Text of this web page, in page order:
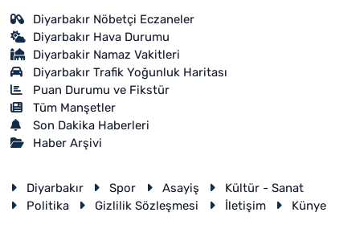
Diyarbakır Nöbetçi Eczaneler
Diyarbakır Hava Durumu
Diyarbakir Namaz Vakitleri
Diyarbakır Trafik Yoğunluk Haritası
Puan Durumu ve Fikstür
Tüm Manşetler
Son Dakika Haberleri
Haber Arşivi
Diyarbakır Spor Asayiş
Kültür - Sanat
Politika
Gizlilik Sözleşmesi İletişim Künye